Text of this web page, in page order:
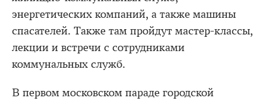
энергетических компаний, а также машины
спасателей. Также там пройдут мастер-классы,
лекции и встречи с сотрудниками
коммунальных служб.
В первом московском параде городской